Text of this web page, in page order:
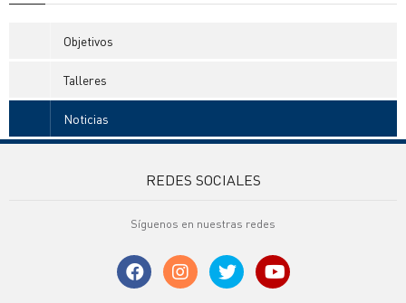
Objetivos
Talleres
Noticias
REDES SOCIALES
Síguenos en nuestras redes